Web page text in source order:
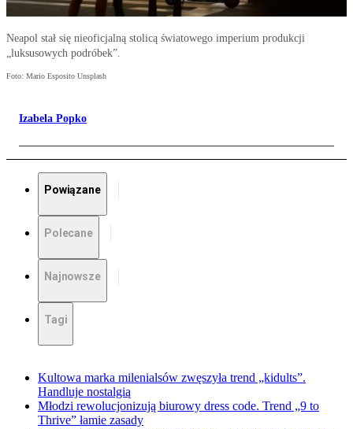
Neapol stał się nieoficjalną stolicą światowego imperium produkcji
„luksusowych podróbek”.
Foto: Mario Esposito Unsplash
Izabela Popko
Powiązane
Polecane
Najnowsze
Tagi
Kultowa marka milenialsów zwęszyła trend „kidults”.
Handluje nostalgią
Młodzi rewolucjonizują biurowy dress code. Trend „9 to
Thrive” łamie zasady